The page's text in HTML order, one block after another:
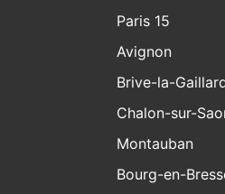
Paris 15
Avignon
Brive-la-
Chalon-sur-
Montauban
Bourg-en-